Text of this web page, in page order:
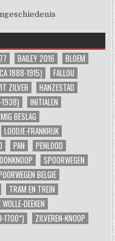
BAILEY 2016
BLOEM
1888-1915)
FALLOU
ZILVER
HANZESTAD
INITIALEN
BESLAG
LOODJE-FRANKRIJK
PAN
PENLOOD
SPOORWEGEN
BELGIE
TRAM EN TREIN
DEEKEN
1700*) ZILVEREN-KNOOP